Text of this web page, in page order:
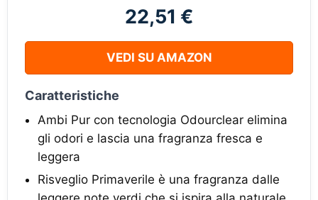
22,51 €
VEDI SU AMAZON
Caratteristiche
Ambi Pur con tecnologia Odourclear elimina
gli odori e lascia una fragranza fresca e
leggera
Risveglio Primaverile è una fragranza dalle